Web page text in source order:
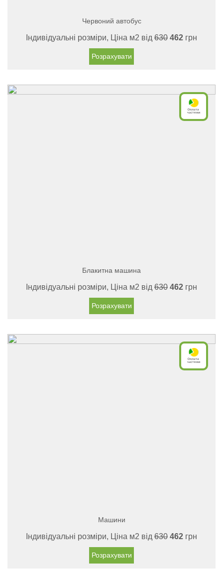
Червоний автобус
Індивідуальні розміри, Ціна м2 від 630 462 грн
Розрахувати
Блакитна машина
Індивідуальні розміри, Ціна м2 від 630 462 грн
Розрахувати
Машини
Індивідуальні розміри, Ціна м2 від 630 462 грн
Розрахувати